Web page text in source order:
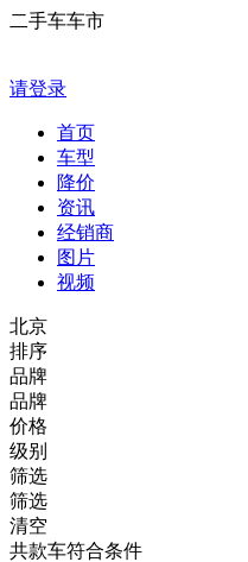
二手车车市
请登录
首页
车型
降价
资讯
经销商
图片
视频
北京
排序
品牌
品牌
价格
级别
筛选
筛选
清空
共款车符合条件